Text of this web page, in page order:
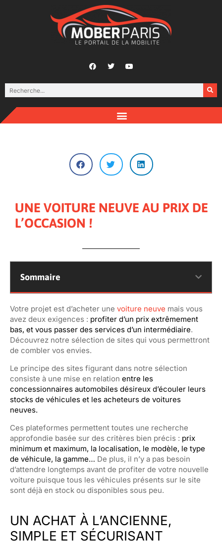
UNE VOITURE NEUVE AU PRIX DE
L’OCCASION !
Sommaire
Votre projet est d’acheter une voiture neuve mais vous
avez deux exigences : profiter d’un prix extrêmement
bas, et vous passer des services d’un intermédiaire.
Découvrez notre sélection de sites qui vous permettront
de combler vos envies.
Le principe des sites figurant dans notre sélection
consiste à une mise en relation entre les
concessionnaires automobiles désireux d’écouler leurs
stocks de véhicules et les acheteurs de voitures
neuves.
Ces plateformes permettent toutes une recherche
approfondie basée sur des critères bien précis : prix
minimum et maximum, la localisation, le modèle, le type
de véhicule, la gamme… De plus, il n’y a pas besoin
d’attendre longtemps avant de profiter de votre nouvelle
voiture puisque tous les véhicules présents sur le site
sont déjà en stock ou disponibles sous peu.
UN ACHAT À L’ANCIENNE,
SIMPLE ET SÉCURISANT